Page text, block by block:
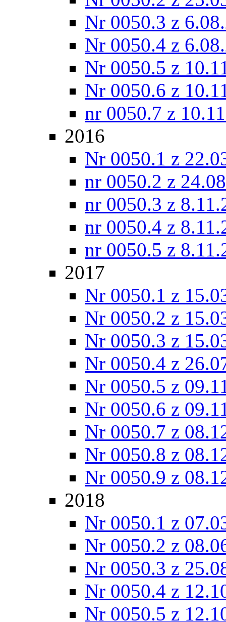
Nr 0050.3 z
Nr 0050.4 z
Nr 0050.5 z
Nr 0050.6 z
nr 0050.7 z
2016
Nr 0050.1 z
nr 0050.2 z
nr 0050.3 z
nr 0050.4 z
nr 0050.5 z
2017
Nr 0050.1 z
Nr 0050.2 z
Nr 0050.3 z
Nr 0050.4 z
Nr 0050.5 z
Nr 0050.6 z
Nr 0050.7 z
Nr 0050.8 z
Nr 0050.9 z
2018
Nr 0050.1 z
Nr 0050.2 z
Nr 0050.3 z
Nr 0050.4 z
Nr 0050.5 z